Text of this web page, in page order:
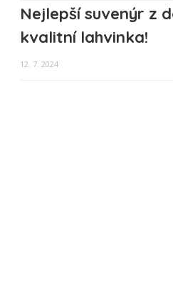
Nejlepší suvenýr z
kvalitní lahvinka!
12. 7. 2024